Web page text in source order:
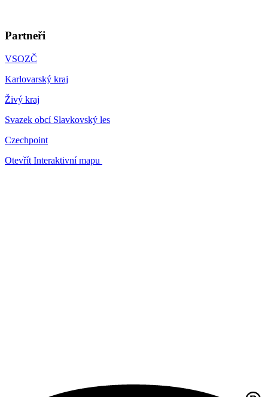
Partneři
VSOZČ
Karlovarský kraj
Živý kraj
Svazek obcí Slavkovský les
Czechpoint
Otevřít Interaktivní mapu